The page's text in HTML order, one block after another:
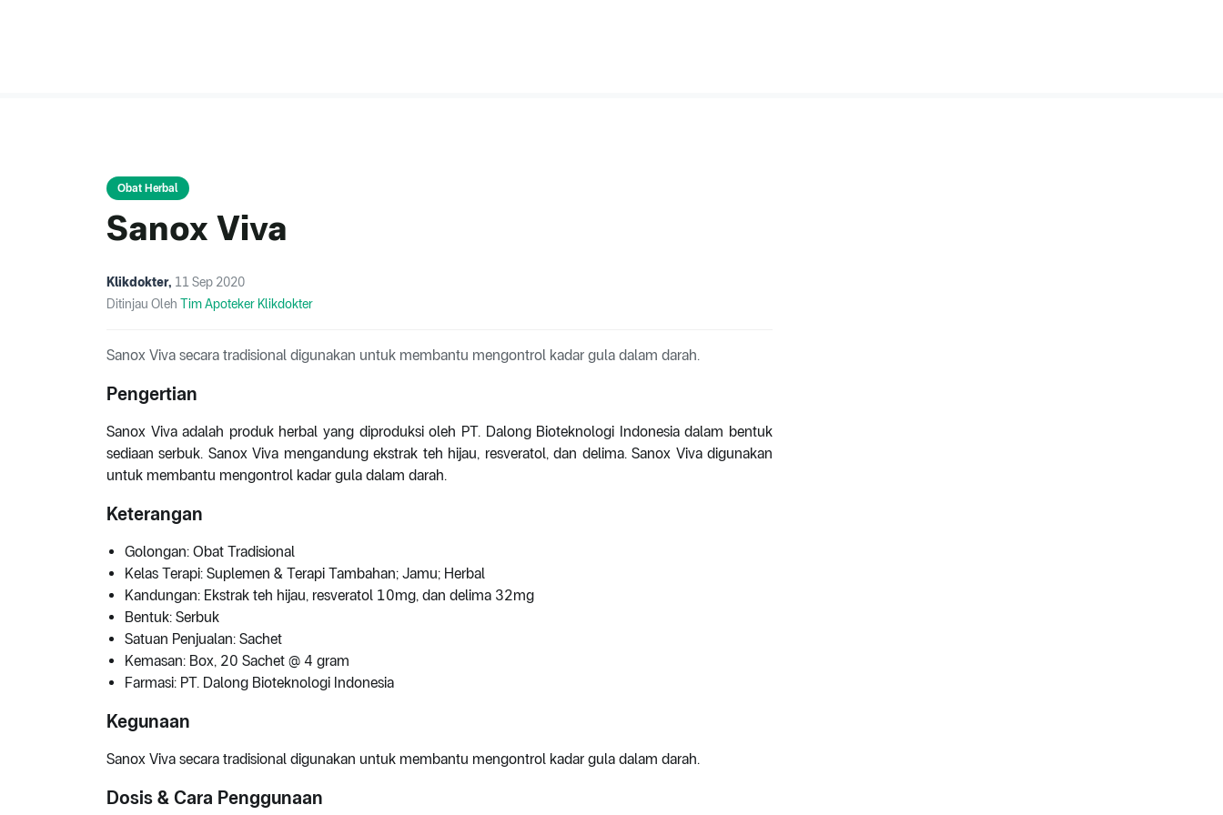
Obat Herbal
Sanox Viva
Klikdokter, 11 Sep 2020
Ditinjau Oleh Tim Apoteker Klikdokter
Sanox Viva secara tradisional digunakan untuk membantu mengontrol kadar gula dalam darah.
Pengertian
Sanox Viva adalah produk herbal yang diproduksi oleh PT. Dalong Bioteknologi Indonesia dalam bentuk
sediaan serbuk. Sanox Viva mengandung ekstrak teh hijau, resveratol, dan delima. Sanox Viva digunakan
untuk membantu mengontrol kadar gula dalam darah.
Keterangan
Golongan: Obat Tradisional
Kelas Terapi: Suplemen & Terapi Tambahan; Jamu; Herbal
Kandungan: Ekstrak teh hijau, resveratol 10mg, dan delima 32mg
Bentuk: Serbuk
Satuan Penjualan: Sachet
Kemasan: Box, 20 Sachet @ 4 gram
Farmasi: PT. Dalong Bioteknologi Indonesia
Kegunaan
Sanox Viva secara tradisional digunakan untuk membantu mengontrol kadar gula dalam darah.
Dosis & Cara Penggunaan